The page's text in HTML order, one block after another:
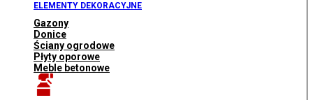
ELEMENTY DEKORACYJNE
Gazony
Donice
Ściany ogrodowe
Płyty oporowe
Meble betonowe